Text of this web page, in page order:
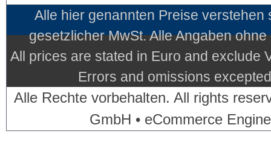
Alle hier genannten Preise
gesetzlicher MwSt. Alle Angaben
All prices are stated in Euro and exclude
Errors and omissions
Alle Rechte vorbehalten. All rights
GmbH • eCommerce